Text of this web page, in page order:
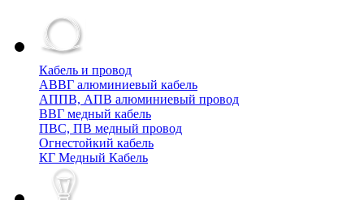
Кабель и провод
АВВГ алюминиевый кабель
АППВ, АПВ алюминиевый провод
ВВГ медный кабель
ПВС, ПВ медный провод
Огнестойкий кабель
КГ Медный Кабель